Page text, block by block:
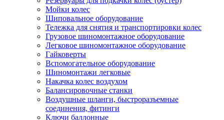
Мойки колес
Шиповальное оборудование
Тележка для снятия и транспортировки колес
Грузовое шиномонтажное оборудование
Легковое шиномонтажное оборудование
Гайковерты
Вспомогательное оборудование
Шиномонтажи легковые
Накачка колес воздухом
Балансировочные станки
Воздушные шланги, быстроразъемные
соединения, фитинги
Ключи баллонные